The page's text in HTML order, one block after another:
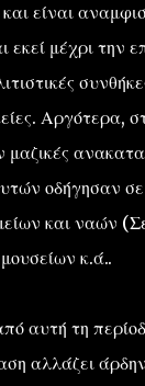
είναι
εκεί μέχρι την
Αργότερα,
μαζικές
οδήγησαν
και ναών
κ.ά..
αυτή τη
αλλάζει